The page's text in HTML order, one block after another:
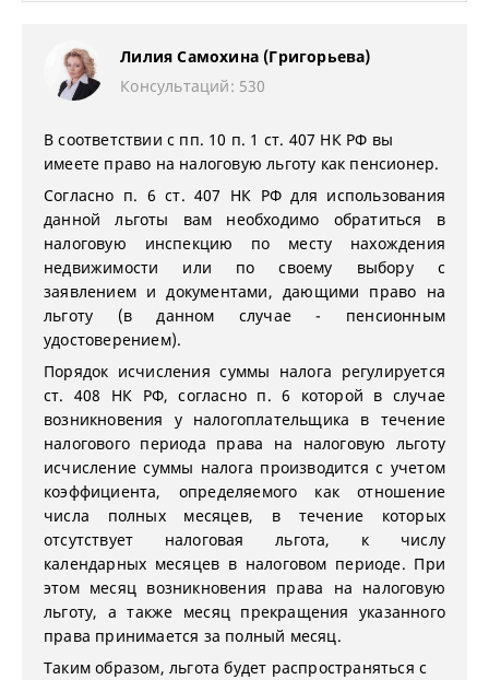
Лилия Самохина (Григорьева)
Консультаций: 530
В соответствии с пп. 10 п. 1 ст. 407 НК РФ вы
имеете право на налоговую льготу как пенсионер.
Согласно п. 6 ст. 407 НК РФ для использования
данной льготы вам необходимо обратиться в
налоговую инспекцию по месту нахождения
недвижимости или по своему выбору с
заявлением и документами, дающими право на
льготу (в данном случае - пенсионным
удостоверением).
Порядок исчисления суммы налога регулируется
ст. 408 НК РФ, согласно п. 6 которой в случае
возникновения у налогоплательщика в течение
налогового периода права на налоговую льготу
исчисление суммы налога производится с учетом
коэффициента, определяемого как отношение
числа полных месяцев, в течение которых
отсутствует налоговая льгота, к числу
календарных месяцев в налоговом периоде. При
этом месяц возникновения права на налоговую
льготу, а также месяц прекращения указанного
права принимается за полный месяц.
Таким образом, льгота будет распространяться с